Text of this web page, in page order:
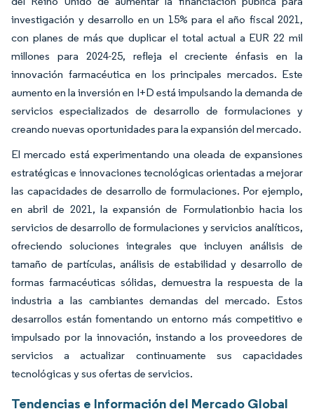
investigación y desarrollo en un 15% para el año fiscal 2021,
con planes de más que duplicar el total actual a EUR 22 mil
millones para 2024-25, refleja el creciente énfasis en la
innovación farmacéutica en los principales mercados. Este
aumento en la inversión en I+D está impulsando la demanda de
servicios especializados de desarrollo de formulaciones y
creando nuevas oportunidades para la expansión del mercado.
El mercado está experimentando una oleada de expansiones
estratégicas e innovaciones tecnológicas orientadas a mejorar
las capacidades de desarrollo de formulaciones. Por ejemplo,
en abril de 2021, la expansión de Formulationbio hacia los
servicios de desarrollo de formulaciones y servicios analíticos,
ofreciendo soluciones integrales que incluyen análisis de
tamaño de partículas, análisis de estabilidad y desarrollo de
formas farmacéuticas sólidas, demuestra la respuesta de la
industria a las cambiantes demandas del mercado. Estos
desarrollos están fomentando un entorno más competitivo e
impulsado por la innovación, instando a los proveedores de
servicios a actualizar continuamente sus capacidades
tecnológicas y sus ofertas de servicios.
Tendencias e Información del Mercado Global